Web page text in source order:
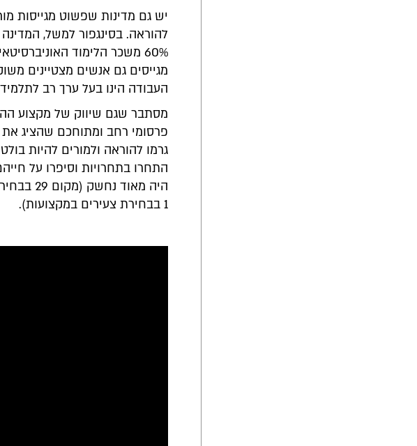
יש גם מדינות שפשוט מגייסות
להוראה. בסינגפור למשל, המדינה
מגייסים גם אנשים מצטיינים
העבודה הינו בעל ערך רב
מסתבר שגם שיווק של מקצוע
פרסומי רחב ומתוחכם שהציג
גרמו להוראה ולמורים להיות
היה
1 בבחירת צעירים במקצועות).